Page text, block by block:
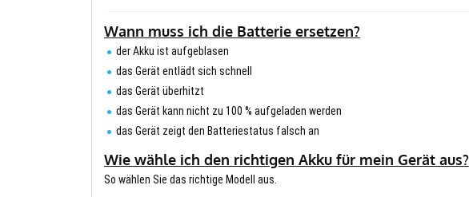
Wann muss ich die Batterie ersetzen?
der Akku ist aufgeblasen
das Gerät entlädt sich schnell
das Gerät überhitzt
das Gerät kann nicht zu 100 % aufgeladen werden
das Gerät zeigt den Batteriestatus falsch an
Wie wähle ich den richtigen Akku für mein Gerät aus?
So wählen Sie das richtige Modell aus.